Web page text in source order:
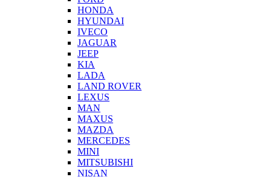
HONDA
HYUNDAI
IVECO
JAGUAR
JEEP
KIA
LADA
LAND ROVER
LEXUS
MAN
MAXUS
MAZDA
MERCEDES
MINI
MITSUBISHI
NISAN